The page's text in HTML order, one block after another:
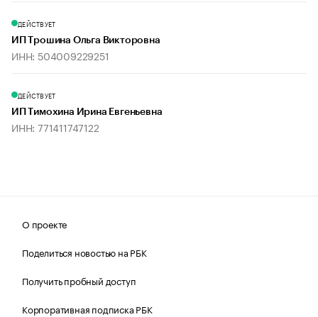
ДЕЙСТВУЕТ
ИП Трошина Ольга Викторовна
ИНН: 504009229251
ДЕЙСТВУЕТ
ИП Тимохина Ирина Евгеньевна
ИНН: 771411747122
О проекте
Поделиться новостью на РБК
Получить пробный доступ
Корпоративная подписка РБК